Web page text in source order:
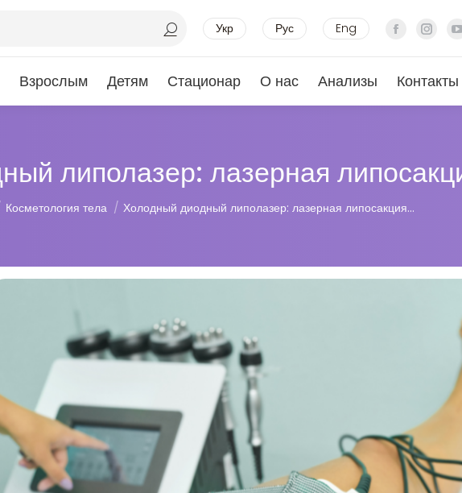
Укр Рус Eng
Взрослым Детям Стационар О нас Анализы Контакты
липолазер: лазерная
Косметология тела Холодный диодный липолазер: лазерная липосакция…